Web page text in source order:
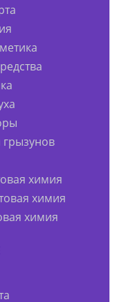
грызунов
химия
химия
химия